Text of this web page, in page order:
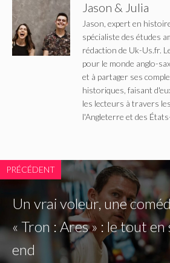
Jason & Julia
Jason, expert en
spécialiste des études
rédaction de Uk-Us.fr.
pour le monde anglo-
et à partager ses
historiques, faisant
les lecteurs à travers
l'Angleterre et des
PRÉCÉDENT
Un vrai voleur, une
« Tron : Ares » : le tout en
end